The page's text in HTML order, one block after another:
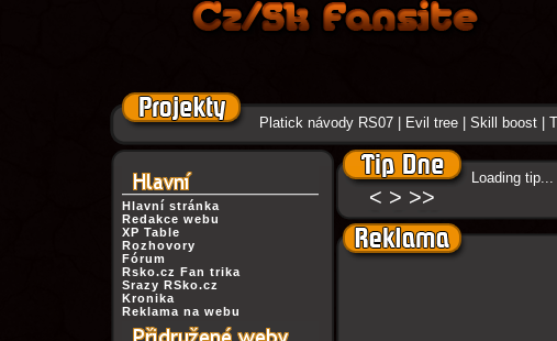
Platick návody RS07 Evil tree Skill boost
Hlavní stránka
Redakce webu
XP Table
Rozhovory
Fórum
Rsko.cz Fan trika
Srazy RSko.cz
Kronika
Reklama na webu
< > >>
Loading tip...